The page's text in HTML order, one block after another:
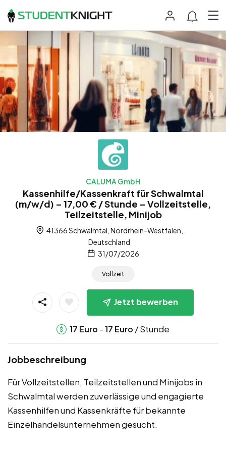
CALUMA GmbH
Kassenhilfe/Kassenkraft für Schwalmtal
(m/w/d) – 17,00 € / Stunde – Vollzeitstelle,
Teilzeitstelle, Minijob
41366 Schwalmtal, Nordrhein-Westfalen,
Deutschland
31/07/2026
Vollzeit
Jetzt bewerben
17 Euro -17 Euro / Stunde
Jobbeschreibung
Für Vollzeitstellen, Teilzeitstellen und Minijobs in
Schwalmtal werden zuverlässige und engagierte
Kassenhilfen und Kassenkräfte für bekannte
Einzelhandelsunternehmen gesucht.